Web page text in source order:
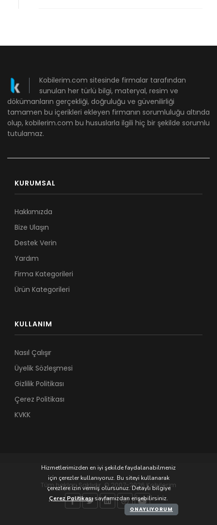
Kobilerim.com sitesinde firmalar tarafından
sunulan her türlü bilgi, materyal, resim ve
dökümanların gerçekliği, doğruluğu ve güvenilirliği
tamamen bu içerikleri ekleyen firmanın sorumluluğu altında
olup, kobilerim.com bu hususlarla ilgili hiç bir şekilde sorumlu
tutulamaz.
KURUMSAL
Hakkımızda
Bize Ulaşın
Destek Verin
Yardım
Firma Kategorileri
Ürün Kategorileri
KULLANIM
Nasıl Çalışır
Üyelik Sözleşmesi
Gizlilik Politikası
Çerez Politikası
KVKK
Tüm hakları Saklıdır. © 2007-2026 Kobilerim
Hizmetlerimizden en iyi şekilde faydalanabilmeniz
için çerezler kullanıyoruz. Bu siteyi kullanarak
çerezlere izin vermiş olursunuz. Detaylı bilgiye
Çerez Politikasısayfamızdan erişebilirsiniz.
ONAYLIYORUM